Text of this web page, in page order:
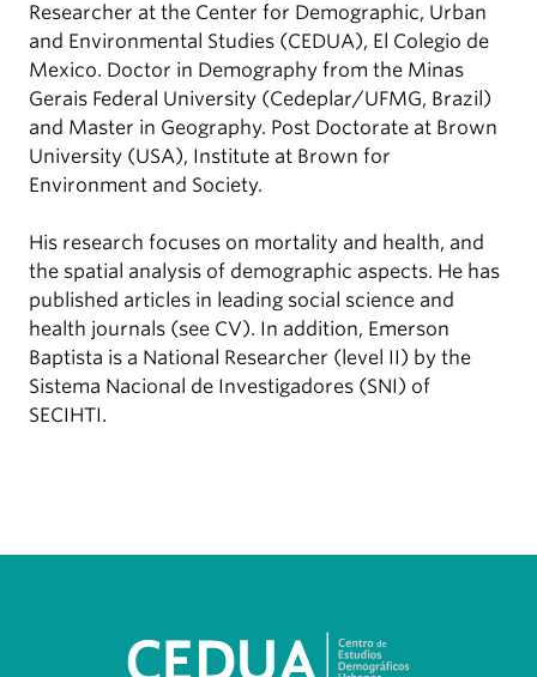
Researcher at the Center for Demographic, Urban
and Environmental Studies (CEDUA), El Colegio de
Mexico. Doctor in Demography from the Minas
Gerais Federal University (Cedeplar/UFMG, Brazil)
and Master in Geography. Post Doctorate at Brown
University (USA), Institute at Brown for
Environment and Society.
His research focuses on mortality and health, and
the spatial analysis of demographic aspects. He has
published articles in leading social science and
health journals (see CV). In addition, Emerson
Baptista is a National Researcher (level II) by the
Sistema Nacional de Investigadores (SNI) of
SECIHTI.